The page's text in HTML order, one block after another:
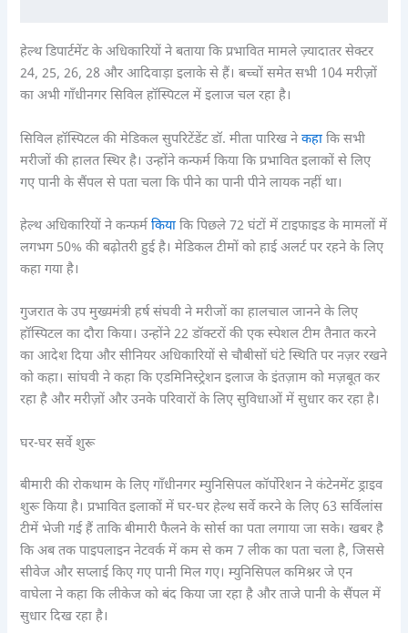
हेल्थ डिपार्टमेंट के अधिकारियों ने बताया कि प्रभावित मामले ज़्यादातर सेक्टर
24, 25, 26, 28 और आदिवाड़ा इलाके से हैं। बच्चों समेत सभी 104 मरीज़ों
का अभी गाँधीनगर सिविल हॉस्पिटल में इलाज चल रहा है।
सिविल हॉस्पिटल की मेडिकल सुपरिटेंडेंट डॉ. मीता पारिख नेकहा कि सभी
मरीजों की हालत स्थिर है। उन्होंने कन्फर्म किया कि प्रभावित इलाकों से लिए
गए पानी के सैंपल से पता चला कि पीने का पानी पीने लायक नहीं था।
हेल्थ अधिकारियों ने कन्फर्मकिया कि पिछले 72 घंटों में टाइफाइड के मामलों में
लगभग 50% की बढ़ोतरी हुई है। मेडिकल टीमों को हाई अलर्ट पर रहने के लिए
कहा गया है।
गुजरात के उप मुख्यमंत्री हर्ष संघवी ने मरीजों का हालचाल जानने के लिए
हॉस्पिटल का दौरा किया। उन्होंने 22 डॉक्टरों की एक स्पेशल टीम तैनात करने
का आदेश दिया और सीनियर अधिकारियों से चौबीसों घंटे स्थिति पर नज़र रखने
को कहा। सांघवी ने कहा कि एडमिनिस्ट्रेशन इलाज के इंतज़ाम को मज़बूत कर
रहा है और मरीज़ों और उनके परिवारों के लिए सुविधाओं में सुधार कर रहा है।
घर-घर सर्वे शुरू
बीमारी की रोकथाम के लिए गाँधीनगर म्युनिसिपल कॉर्पोरेशन ने कंटेनमेंट ड्राइव
शुरू किया है। प्रभावित इलाकों में घर-घर हेल्थ सर्वे करने के लिए 63 सर्विलांस
टीमें भेजी गई हैं ताकि बीमारी फैलने के सोर्स का पता लगाया जा सके। खबर है
कि अब तक पाइपलाइन नेटवर्क में कम से कम 7 लीक का पता चला है, जिससे
सीवेज और सप्लाई किए गए पानी मिल गए। म्युनिसिपल कमिश्नर जे एन
वाघेला ने कहा कि लीकेज को बंद किया जा रहा है और ताजे पानी के सैंपल में
सुधार दिख रहा है।